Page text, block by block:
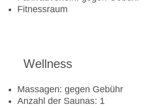
Fitnessraum
Wellness
Massagen: gegen Gebühr
Anzahl der Saunas: 1